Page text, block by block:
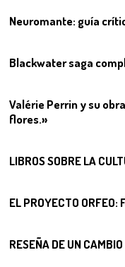
Neuromante: guía
Blackwater saga
Valérie Perrin y su
flores.»
LIBROS SOBRE LA
EL PROYECTO
RESEÑA DE UN